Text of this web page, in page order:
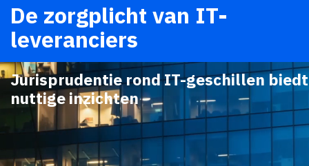
De zorgplicht van IT-
leveranciers
Jurisprudentie rond IT-geschillen biedt
nuttige inzichten